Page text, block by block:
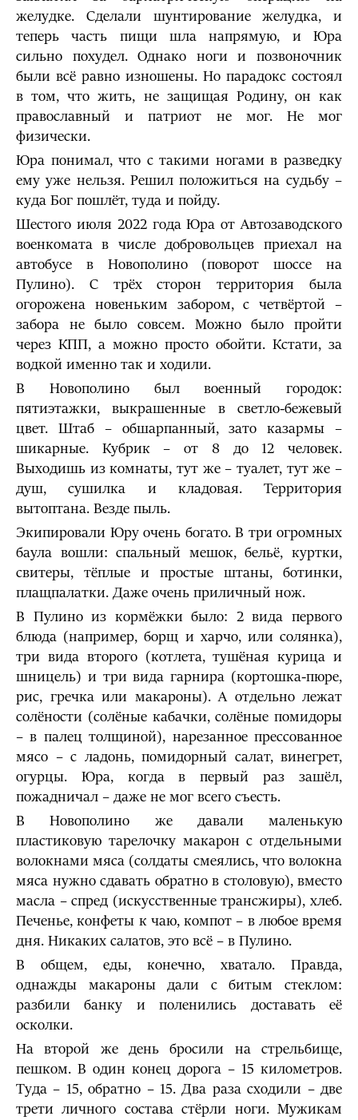
желудке. Сделали шунтирование желудка, и
теперь часть пищи шла напрямую, и Юра
сильно похудел. Однако ноги и позвоночник
были всё равно изношены. Но парадокс состоял
в том, что жить, не защищая Родину, он как
православный и патриот не мог. Не мог
физически.
Юра понимал, что с такими ногами в разведку
ему уже нельзя. Решил положиться на судьбу –
куда Бог пошлёт, туда и пойду.
Шестого июля 2022 года Юра от Автозаводского
военкомата в числе добровольцев приехал на
автобусе в Новополино (поворот шоссе на
Пулино). С трёх сторон территория была
огорожена новеньким забором, с четвёртой –
забора не было совсем. Можно было пройти
через КПП, а можно просто обойти. Кстати, за
водкой именно так и ходили.
В Новополино был военный городок:
пятиэтажки, выкрашенные в светло-бежевый
цвет. Штаб – обшарпанный, зато казармы –
шикарные. Кубрик – от 8 до 12 человек.
Выходишь из комнаты, тут же – туалет, тут же –
душ, сушилка и кладовая. Территория
вытоптана. Везде пыль.
Экипировали Юру очень богато. В три огромных
баула вошли: спальный мешок, бельё, куртки,
свитеры, тёплые и простые штаны, ботинки,
плащпалатки. Даже очень приличный нож.
В Пулино из кормёжки было: 2 вида первого
блюда (например, борщ и харчо, или солянка),
три вида второго (котлета, тушёная курица и
шницель) и три вида гарнира (кортошка-пюре,
рис, гречка или макароны). А отдельно лежат
солёности (солёные кабачки, солёные помидоры
– в палец толщиной), нарезанное прессованное
мясо – с ладонь, помидорный салат, винегрет,
огурцы. Юра, когда в первый раз зашёл,
пожадничал – даже не мог всего съесть.
В Новополино же давали маленькую
пластиковую тарелочку макарон с отдельными
волокнами мяса (солдаты смеялись, что волокна
мяса нужно сдавать обратно в столовую), вместо
масла – спред (искусственные трансжиры), хлеб.
Печенье, конфеты к чаю, компот – в любое время
дня. Никаких салатов, это всё – в Пулино.
В общем, еды, конечно, хватало. Правда,
однажды макароны дали с битым стеклом:
разбили банку и поленились доставать её
осколки.
На второй же день бросили на стрельбище,
пешком. В один конец дорога – 15 километров.
Туда – 15, обратно – 15. Два раза сходили – две
трети личного состава стёрли ноги. Мужикам